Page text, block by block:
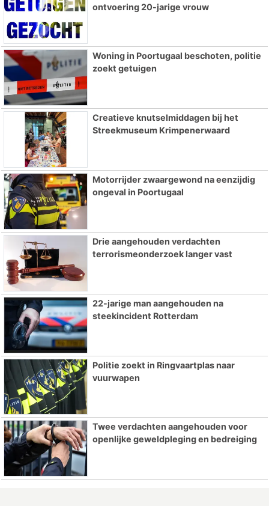
ontvoering 20-jarige vrouw
Woning in Poortugaal beschoten, politie
zoekt getuigen
Creatieve knutselmiddagen bij het
Streekmuseum Krimpenerwaard
Motorrijder zwaargewond na eenzijdig
ongeval in Poortugaal
Drie aangehouden verdachten
terrorismeonderzoek langer vast
22-jarige man aangehouden na
steekincident Rotterdam
Politie zoekt in Ringvaartplas naar
vuurwapen
Twee verdachten aangehouden voor
openlijke geweldpleging en bedreiging